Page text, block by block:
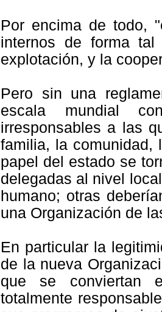
Por encima de todo,
internos de forma
explotación, y la
Pero sin una
escala mundial
irresponsables a las
familia, la comunidad,
papel del estado se
delegadas al nivel
humano; otras
una Organización de
En particular la
de la nueva
que se conviertan
totalmente